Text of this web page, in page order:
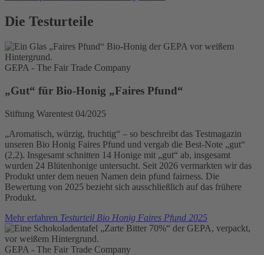
Die Testurteile
GEPA - The Fair Trade Company
„Gut“ für Bio-Honig „Faires Pfund“
Stiftung Warentest 04/2025
„Aromatisch, würzig, fruchtig“ – so beschreibt das Testmagazin
unseren Bio Honig Faires Pfund und vergab die Best-Note „gut“
(2,2). Insgesamt schnitten 14 Honige mit „gut“ ab, insgesamt
wurden 24 Blütenhonige untersucht. Seit 2026 vermarkten wir das
Produkt unter dem neuen Namen dein pfund fairness. Die
Bewertung von 2025 bezieht sich ausschließlich auf das frühere
Produkt.
Mehr erfahren Testurteil Bio Honig Faires Pfund 2025
GEPA - The Fair Trade Company